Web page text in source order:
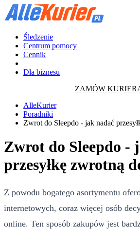
Śledzenie
Centrum pomocy
Cennik
Dla biznesu
ZAMÓW
AlleKurier
Poradniki
Zwrot do Sleepdo - jak nadać
Zwrot do Sleepdo -
przesyłkę zwrotną
Z powodu bogatego asortymentu
internetowych, coraz więcej osób
online. Ten sposób zakupów jest